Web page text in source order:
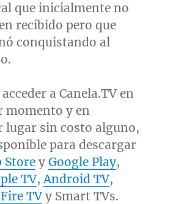
que inicialmente no
recibido pero que
conquistando al
acceder a Canela.TV en
momento y en
lugar sin costo alguno,
para descargar
Storey Google Play,
TV,Android TV,
TVy Smart TVs.